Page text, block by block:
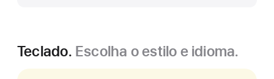
Teclado. Escolha o estilo e idioma.